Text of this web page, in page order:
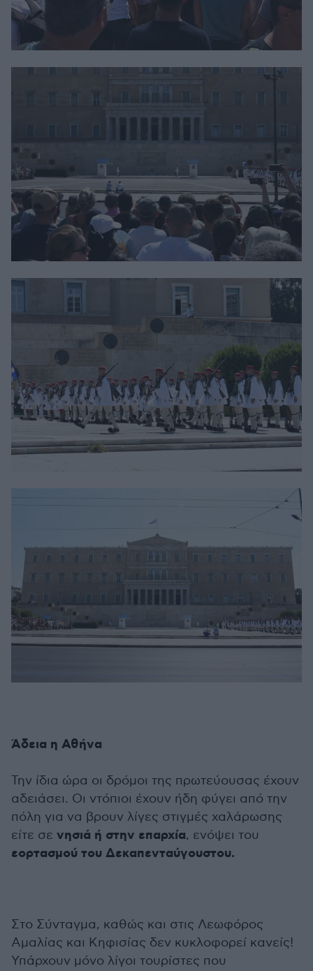
Άδεια η Αθήνα
Την ίδια ώρα οι δρόμοι της πρωτεύουσας έχουν
αδειάσει. Οι ντόπιοι έχουν ήδη φύγει από την
πόλη για να βρουν λίγες στιγμές χαλάρωσης
είτε σε νησιά ή στην επαρχία, ενόψει του
εορτασμού του Δεκαπενταύγουστου.
Στο Σύνταγμα, καθώς και στις Λεωφόρος
Αμαλίας και Κηφισίας δεν κυκλοφορεί κανείς!
Υπάρχουν μόνο λίγοι τουρίστες που